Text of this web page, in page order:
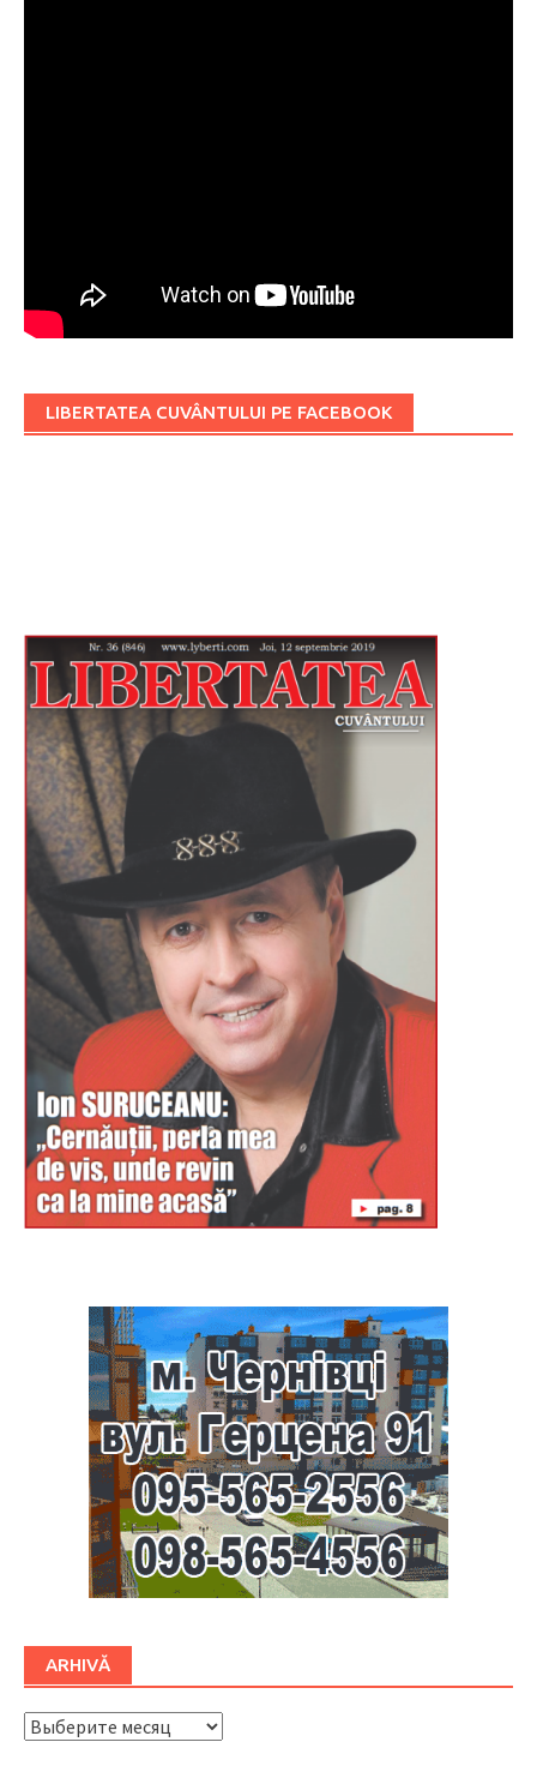
LIBERTATEA CUVÂNTULUI PE FACEBOOK
ARHIVĂ
ARHIVĂ